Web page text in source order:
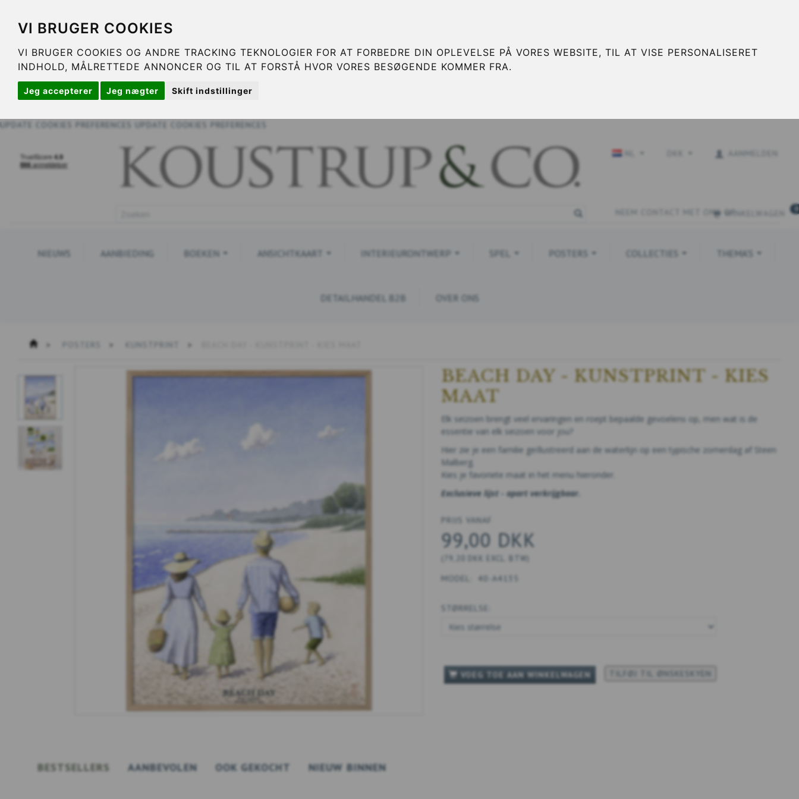
VI BRUGER COOKIES
VI BRUGER COOKIES OG ANDRE TRACKING TEKNOLOGIER FOR AT FORBEDRE DIN OPLEVELSE PÅ VORES WEBSITE, TIL AT VISE PERSONALISERET
INDHOLD, MÅLRETTEDE ANNONCER OG TIL AT FORSTÅ HVOR VORES BESØGENDE KOMMER FRA.
Jeg accepterer Jeg nægter Skift indstillinger
UPDATE COOKIES PREFERENCES UPDATE COOKIES PREFERENCES
NEEM CONTACT MET ONS OPWINKELWAGEN 0
NIEUWS AANBIEDING BOEKEN ANSICHTKAART INTERIEURONTWERP SPEL POSTERS COLLECTIES THEMA'S
DETAILHANDEL B2B OVER ONS
BEACH DAY - KUNSTPRINT - KIES
MAAT
Elk seizoen brengt veel ervaringen en roept bepaalde gevoelens op, men wat is de
essentie van elk seizoen voor jou?
Hier zie je een familie geïllustreerd aan de waterlijn op een typische zomerdag af Steen
Malberg.
Kies je favoriete maat in het menu hieronder.
Exclusieve lijst - apart verkrijgbaar.
PRIJS VANAF
99,00 DKK
79,20 DKK EXCL. BTW
MODEL: 40-A4135
STØRRELSE:
VOEG TOE AAN WINKELWAGEN TILFØJ TIL ØNSKESKYEN
BESTSELLERS AANBEVOLEN OOK GEKOCHT NIEUW BINNEN